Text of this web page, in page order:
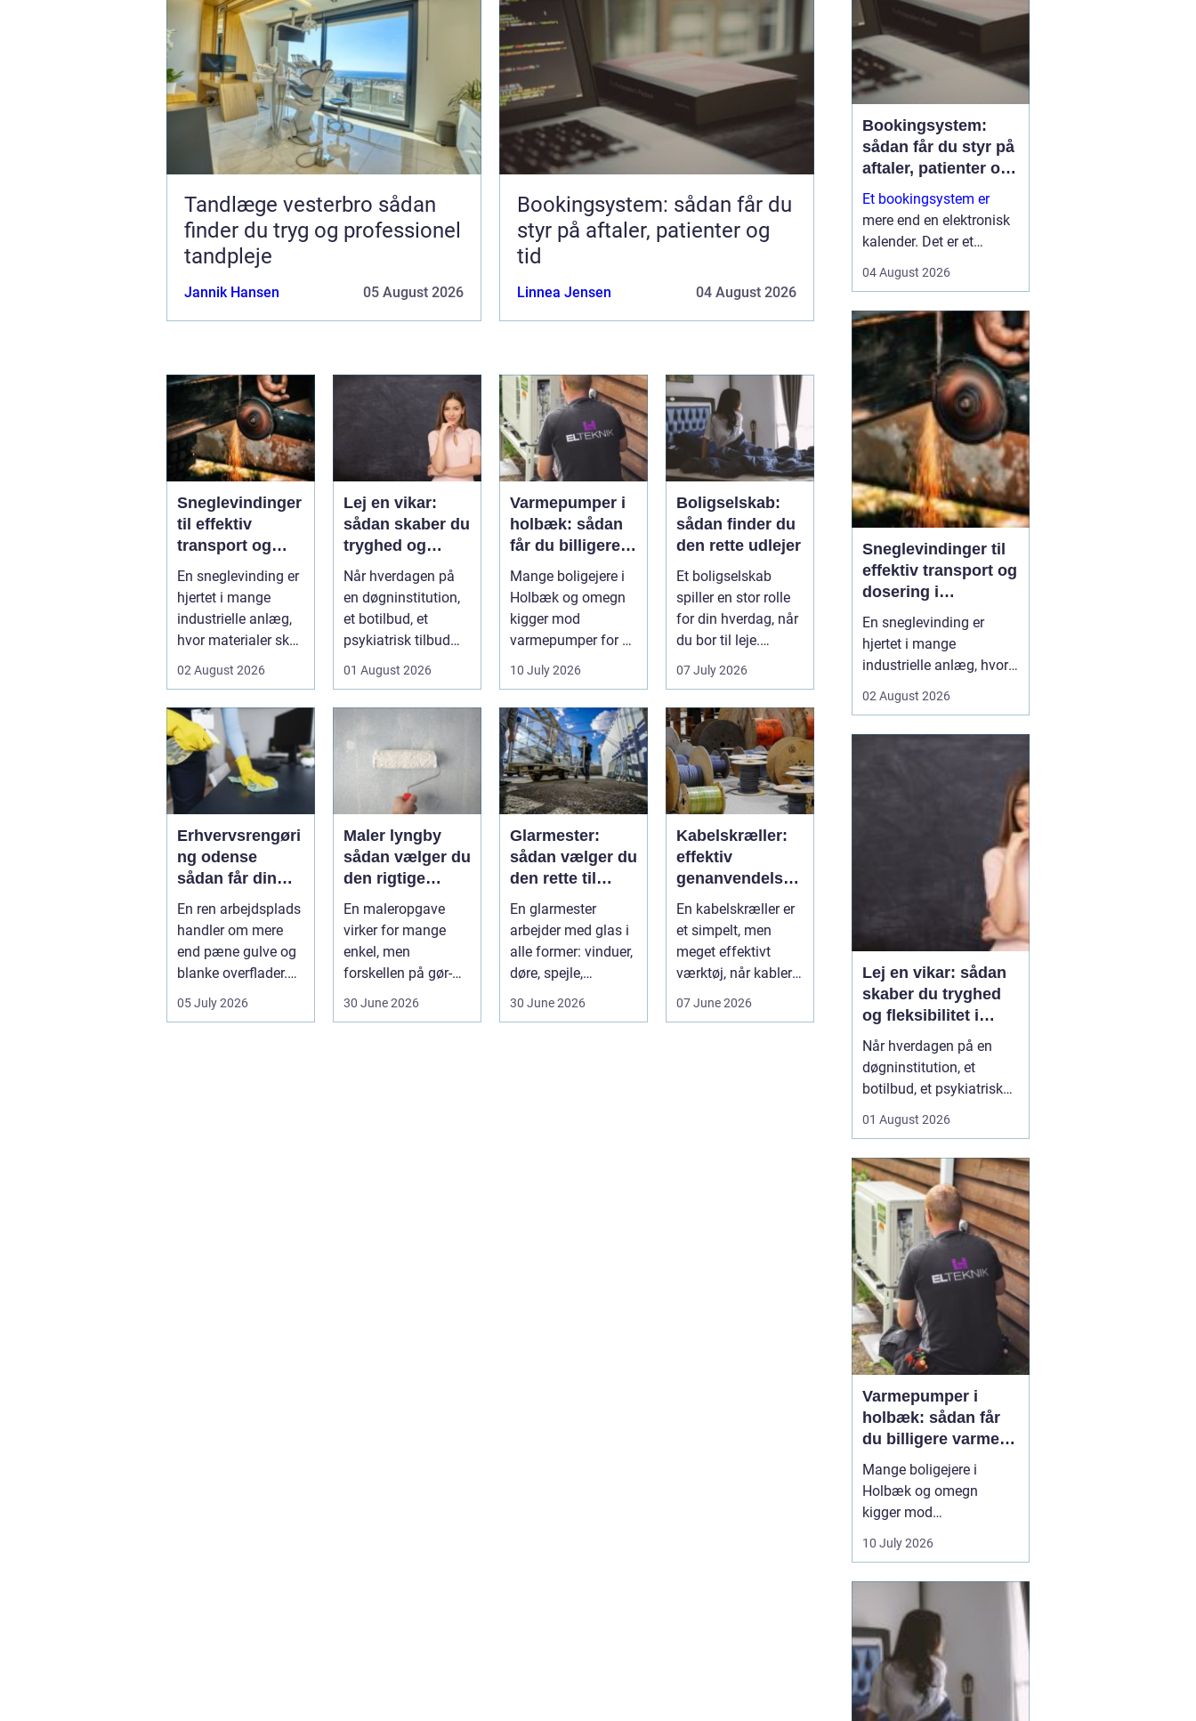
Tandlæge vesterbro sådan
finder du tryg og professionel
tandpleje
Jannik Hansen 05 August 2026
Bookingsystem: sådan får du
styr på aftaler, patienter og
tid
Linnea Jensen 04 August 2026
Sneglevindinger
til effektiv
transport og
dosering i
industrien
En sneglevinding er
hjertet i mange
industrielle anlæg,
hvor materialer skal
02 August 2026
Lej en vikar:
sådan skaber du
tryghed og
fleksibilitet i
hverdagen
Når hverdagen på
en døgninstitution,
et botilbud, et
psykiatrisk tilbud
pludselig ænd...
01 August 2026
Varmepumper i
holbæk: sådan
får du billigere
varme og bedre
indeklima
Mange boligejere i
Holbæk og omegn
kigger mod
varmepumper for at
sænke
varmeregningen og
få et sunde...
10 July 2026
Boligselskab:
sådan finder du
den rette udlejer
Et boligselskab
spiller en stor rolle
for din hverdag, når
du bor til leje.
Huslejen, vedligeh...
07 July 2026
Erhvervsrengøri
ng odense
sådan får din
virksomhed
mest værdi for
pengene
En ren arbejdsplads
handler om mere
end pæne gulve og
blanke overflader.
Det påvirker både
arbejdsmi...
05 July 2026
Maler lyngby
sådan vælger du
den rigtige
fagmand
En maleropgave
virker for mange
enkel, men
forskellen på gør-
30 June 2026
Glarmester:
sådan vælger du
den rette til
opgaven
En glarmester
arbejder med glas i
alle former: vinduer,
døre, spejle,
30 June 2026
Kabelskræller:
effektiv
genanvendelse
og bedre
økonomi i
kabelhåndtering
En kabelskræller er
et simpelt, men
meget effektivt
værktøj, når kabler
07 June 2026
Bookingsystem:
sådan får du styr på
aftaler, patienter og
tid
Et bookingsystem er
mere end en elektronisk
kalender. Det er et
klinikker, behandlere og
at få bedre overblik over
tid, ressourcer og
kontakt til patienter eller
kun...
04 August 2026
Sneglevindinger til
effektiv transport og
dosering i
industrien
En sneglevinding er
hjertet i mange
industrielle anlæg, hvor
doseres eller presses
driftsikkerheden ofte af,
02 August 2026
Lej en vikar: sådan
skaber du tryghed
og fleksibilitet i
hverdagen
Når hverdagen på en
døgninstitution, et
botilbud, et psykiatrisk
pludselig ændrer sig, kan
hænder opstå fra den
ene dag til den anden.
Sygdom, ferie, akutte
indskrivninger eller
komplekse borgersager
presser d...
01 August 2026
Varmepumper i
holbæk: sådan får
du billigere varme
og bedre indeklima
Mange boligejere i
Holbæk og omegn
kigger mod
varmepumper for at
sænke varmeregningen
varmepumpe udnytter
energien i luften udenfor
og omdanner den til
varme inde i huset. Det
er en enkel løsning, som
10 July 2026